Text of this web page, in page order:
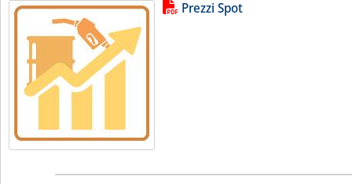
Lista allegati PDF alla notizia
Prezzi Spot